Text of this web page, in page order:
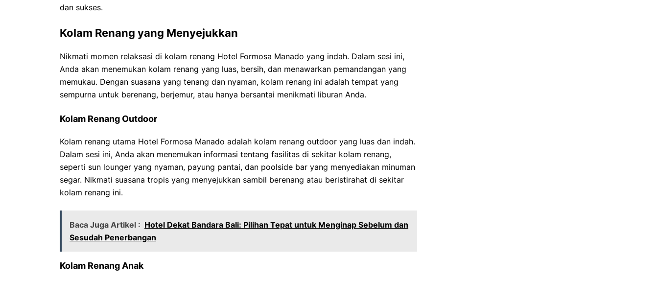
dan sukses.
Kolam Renang yang Menyejukkan
Nikmati momen relaksasi di kolam renang Hotel Formosa Manado yang indah. Dalam sesi ini,
Anda akan menemukan kolam renang yang luas, bersih, dan menawarkan pemandangan yang
memukau. Dengan suasana yang tenang dan nyaman, kolam renang ini adalah tempat yang
sempurna untuk berenang, berjemur, atau hanya bersantai menikmati liburan Anda.
Kolam Renang Outdoor
Kolam renang utama Hotel Formosa Manado adalah kolam renang outdoor yang luas dan indah.
Dalam sesi ini, Anda akan menemukan informasi tentang fasilitas di sekitar kolam renang,
seperti sun lounger yang nyaman, payung pantai, dan poolside bar yang menyediakan minuman
segar. Nikmati suasana tropis yang menyejukkan sambil berenang atau beristirahat di sekitar
kolam renang ini.
Baca Juga Artikel : Hotel Dekat Bandara Bali: Pilihan Tepat untuk Menginap Sebelum dan
Sesudah Penerbangan
Kolam Renang Anak